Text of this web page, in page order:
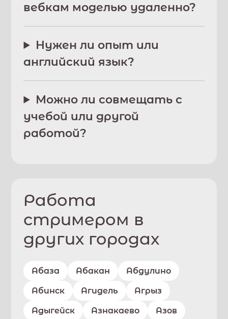
вебкам моделью удаленно?
Нужен ли опыт или
английский язык?
Можно ли совмещать с
учебой или другой
работой?
Работа
стримером в
других городах
Абаза Абакан Абдулино
Абинск Агидель Агрыз
Адыгейск Азнакаево Азов